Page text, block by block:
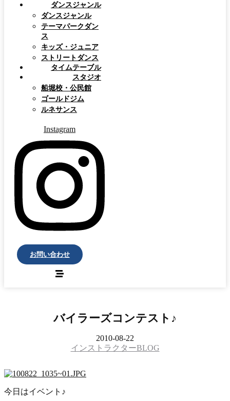
ダンスジャンル
ダンスジャンル
テーマパークダン
ス
キッズ・ジュニア
ストリートダンス
タイムテーブル
スタジオ
船堀校・公民館
ゴールドジム
ルネサンス
Instagram
お問い合わせ
バイラーズコンテスト♪
2010-08-22
インストラクターBLOG
今日はイベント♪